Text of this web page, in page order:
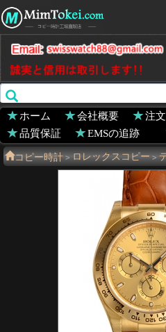
ホーム 会社概要 注
品質保証
EMSの追跡
コピー時計 > ロレックスコピー >